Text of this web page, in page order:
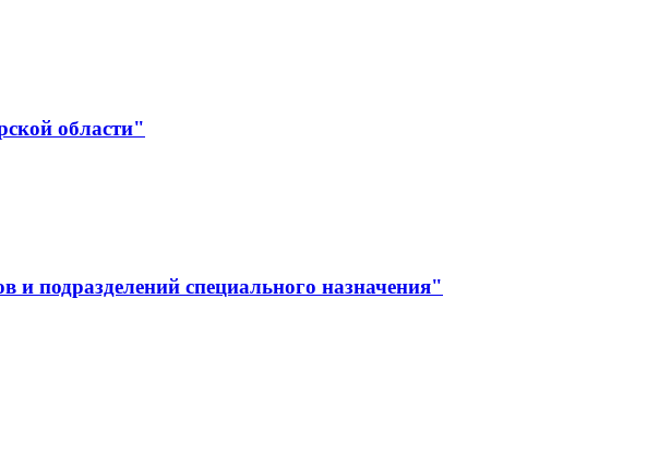
области"
подразделений специального назначения"